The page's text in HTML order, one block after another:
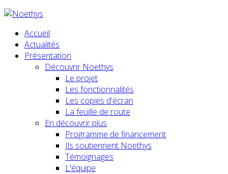
Accueil
Actualités
Présentation
Découvrir Noethys
Le projet
Les fonctionnalités
Les copies d'écran
La feuille de route
En découvrir plus
Programme de financement
Ils soutiennent Noethys
Témoignages
L'équipe